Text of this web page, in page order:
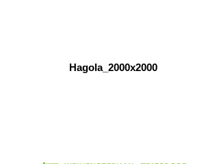
Hagola_2000x2000